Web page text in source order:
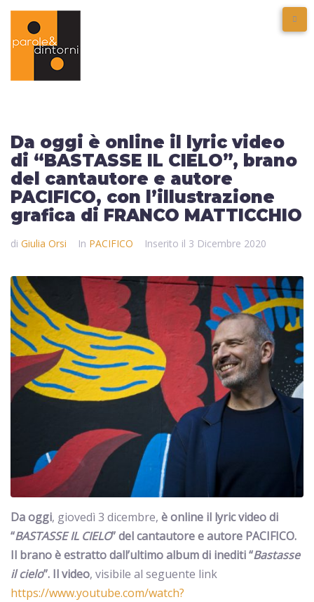
Da oggi è online il lyric video
di “BASTASSE IL CIELO”, brano
del cantautore e autore
PACIFICO, con l’illustrazione
grafica di FRANCO MATTICCHIO
di Giulia Orsi In PACIFICO Inserito il 3 Dicembre 2020
Da oggi, giovedì 3 dicembre, è online il lyric video di
“BASTASSE IL CIELO” del cantautore e autore PACIFICO.
Il brano è estratto dall’ultimo album di inediti “Bastasse
il cielo”. Il video, visibile al seguente link
https://www.youtube.com/watch?